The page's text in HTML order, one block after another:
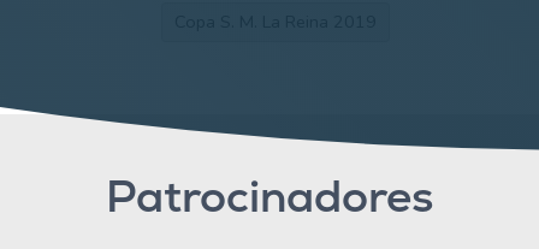
Patrocinadores